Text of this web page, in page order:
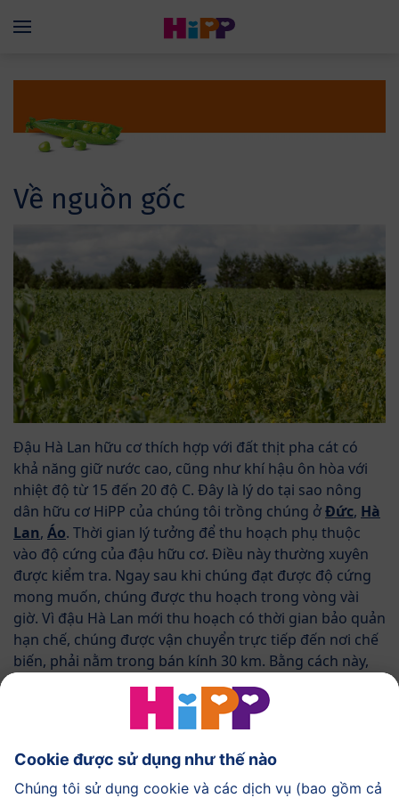
Menü
Về nguồn gốc
Đậu Hà Lan hữu cơ thích hợp với đất thịt pha cát có
khả năng giữ nước cao, cũng như khí hậu ôn hòa với
nhiệt độ từ 15 đến 20 độ C. Đây là lý do tại sao nông
dân hữu cơ HiPP của chúng tôi trồng chúng ởĐức, Hà
Lan, Áo. Thời gian lý tưởng để thu hoạch phụ thuộc
vào độ cứng của đậu hữu cơ. Điều này thường xuyên
được kiểm tra. Ngay sau khi chúng đạt được độ cứng
mong muốn, chúng được thu hoạch trong vòng vài
giờ. Vì đậu Hà Lan mới thu hoạch có thời gian bảo quản
hạn chế, chúng được vận chuyển trực tiếp đến nơi chế
biến, phải nằm trong bán kính 30 km. Bằng cách này,
tại HiPP, chúng tôi có thể đảm bảo chất lượng cao nhất
tìm kiếm tại bản đồ